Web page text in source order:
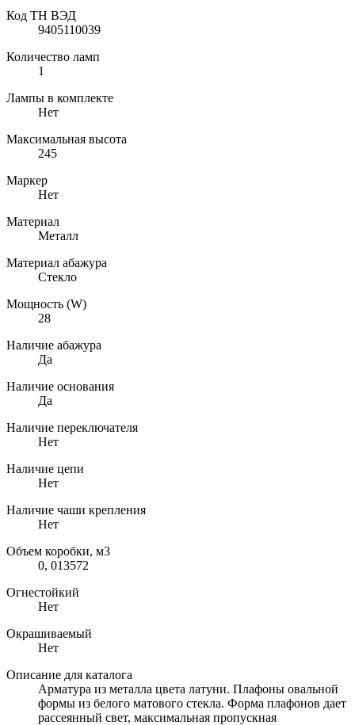
Код ТН ВЭД
9405110039
Количество ламп
1
Лампы в комплекте
Нет
Максимальная высота
245
Маркер
Нет
Материал
Металл
Материал абажура
Стекло
Мощность (W)
28
Наличие абажура
Да
Наличие основания
Да
Наличие переключателя
Нет
Наличие цепи
Нет
Наличие чаши крепления
Нет
Объем коробки, м3
0, 013572
Огнестойкий
Нет
Окрашиваемый
Нет
Описание для каталога
Арматура из металла цвета латуни. Плафоны овальной
формы из белого матового стекла. Форма плафонов дает
рассеянный свет, максимальная пропускная